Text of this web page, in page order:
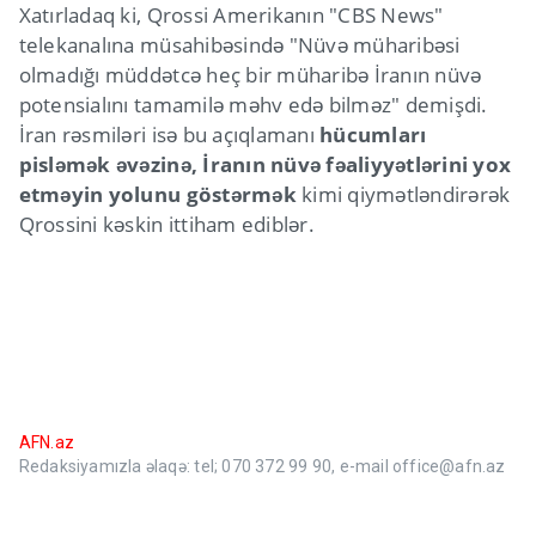
Xatırladaq ki, Qrossi Amerikanın "CBS News"
telekanalına müsahibəsində "Nüvə müharibəsi
olmadığı müddətcə heç bir müharibə İranın nüvə
potensialını tamamilə məhv edə bilməz" demişdi.
İran rəsmiləri isə bu açıqlamanı hücumları
pisləmək əvəzinə, İranın nüvə fəaliyyətlərini yox
etməyin yolunu göstərməkkimi qiymətləndirərək
Qrossini kəskin ittiham ediblər.
AFN.az
Redaksiyamızla əlaqə: tel; 070 372 99 90, e-mail office@afn.az